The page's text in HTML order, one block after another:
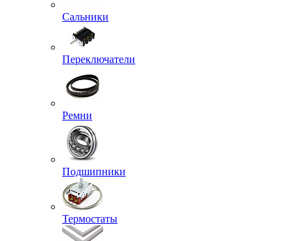
Сальники
Переключатели
Ремни
Подшипники
Термостаты